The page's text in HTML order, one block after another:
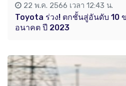
22 พ.ค. 2566 เวลา 12:43 น.
Toyota ร่วง! ตกชั้นสู่อันดับ 10
อนาคต ปี 2023